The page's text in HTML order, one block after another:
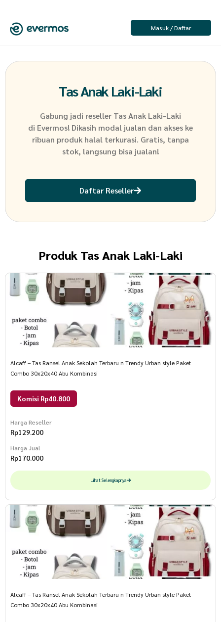
Masuk / Daftar
Tas Anak Laki-Laki
Gabung jadi reseller Tas Anak Laki-Laki
di Evermos! Dikasih modal jualan dan akses ke
ribuan produk halal terkurasi. Gratis, tanpa
stok, langsung bisa jualan!
Daftar Reseller
Produk Tas Anak Laki-Laki
Alcaff – Tas Ransel Anak Sekolah Terbaru n Trendy Urban style Paket
Combo 30x20x40 Abu Kombinasi
Komisi Rp40.800
Harga Reseller
Rp129.200
Harga Jual
Rp170.000
Lihat Selengkapnya
Alcaff – Tas Ransel Anak Sekolah Terbaru n Trendy Urban style Paket
Combo 30x20x40 Abu Kombinasi